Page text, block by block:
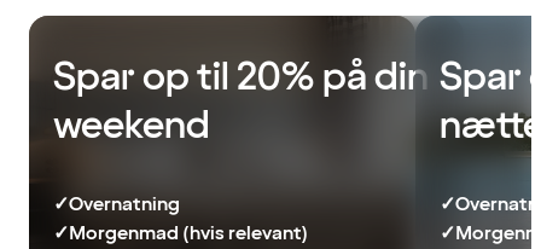
Spar op til 20% på din
weekend
✓Overnatning
✓Morgenmad (hvis relevant)
Spar
✓
✓